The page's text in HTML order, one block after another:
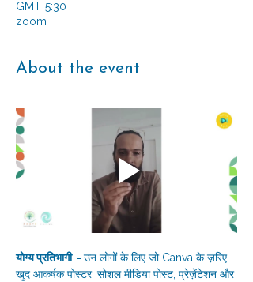
GMT+5:30
zoom
About the event
योग्य प्रतिभागी  - उन लोगों के लिए जो Canva के ज़रिए
खुद आकर्षक पोस्टर, सोशल मीडिया पोस्ट, प्रेज़ेंटेशन और